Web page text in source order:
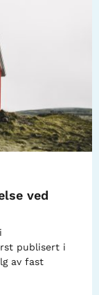
ved
publisert i
av fast